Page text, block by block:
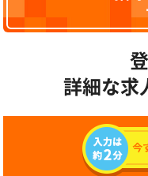
詳細な求